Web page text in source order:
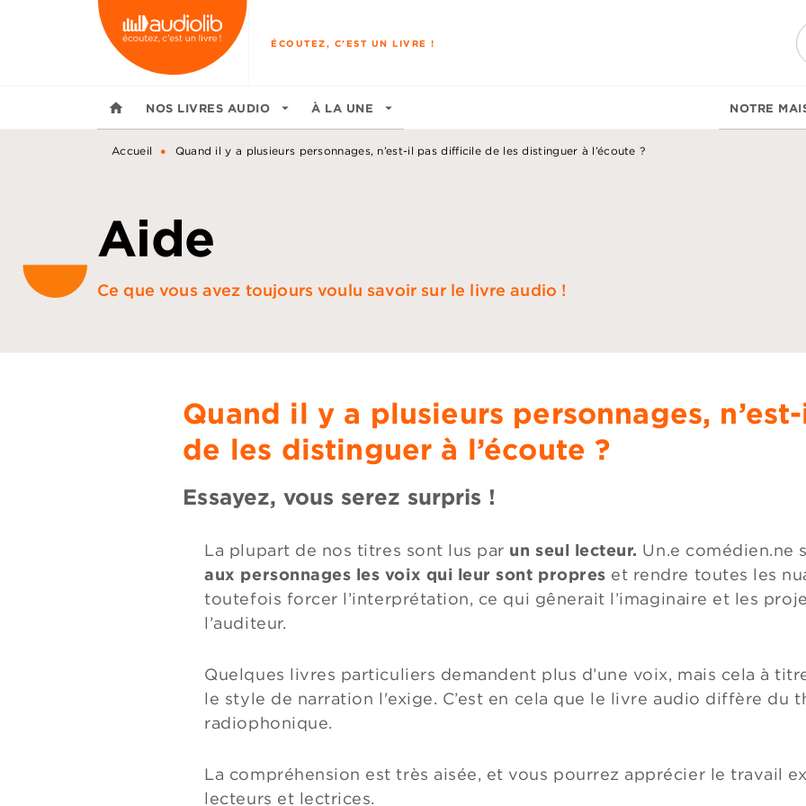
MENU RECHERCHE
ÉCOUTEZ, C'EST UN LIVRE !
home NOS LIVRES AUDIO arrow_drop_down À LA UNE arrow_drop_down NOTRE
Accueil • Quand il y a plusieurs personnages, n’est-il pas difficile de les distinguer à l’écoute ?
Aide
Ce que vous avez toujours voulu savoir sur le livre audio !
Quand il y a plusieurs personnages,
de les distinguer à l’écoute ?
Essayez, vous serez surpris !
La plupart de nos titres sont lus par un seul lecteur. Un.e comédien.ne
aux personnages les voix qui leur sont propres et rendre toutes les
toutefois forcer l’interprétation, ce qui gênerait l’imaginaire et les
l’auditeur.
Quelques livres particuliers demandent plus d’une voix, mais cela à
le style de narration l'exige. C’est en cela que le livre audio diffère du
radiophonique.
La compréhension est très aisée, et vous pourrez apprécier le travail
lecteurs et lectrices.